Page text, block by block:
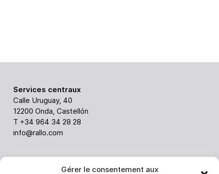
Gérer le consentement aux
Services centraux
Calle Uruguay, 40
12200 Onda, Castellón
T +34 964 34 28 28
info@rallo.com